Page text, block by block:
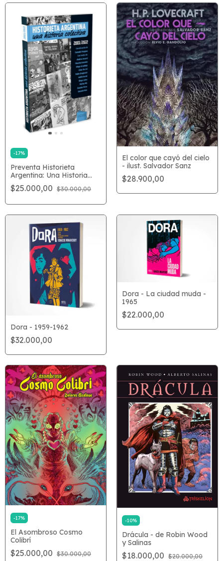
-17%
Preventa Historieta
Argentina: Una Historia
Colectiva
$25.000,00 $30.000,00
El color que cayó del cielo
- ilust. Salvador Sanz
$28.900,00
Dora - 1959-1962
$32.000,00
Dora - La ciudad muda -
1965
$22.000,00
-17%
El Asombroso Cosmo
Colibrí
$25.000,00 $30.000,00
-10%
Drácula - de Robin Wood
y Salinas
$18.000,00 $20.000,00